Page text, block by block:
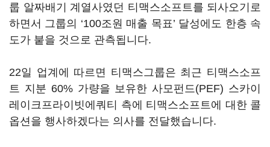
룹 알짜배기 계열사였던 티맥스소프트를 되사오기로
하면서 그룹의 ‘100조원 매출 목표’ 달성에도 한층 속
도가 붙을 것으로 관측됩니다.
22일 업계에 따르면 티맥스그룹은 최근 티맥스소프
트 지분 60% 가량을 보유한 사모펀드(PEF) 스카이
레이크프라이빗에쿼티 측에 티맥스소프트에 대한 콜
옵션을 행사하겠다는 의사를 전달했습니다.